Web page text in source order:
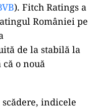
). Fitch Ratings a
României pe
de la stabilă la
că o nouă
indicele